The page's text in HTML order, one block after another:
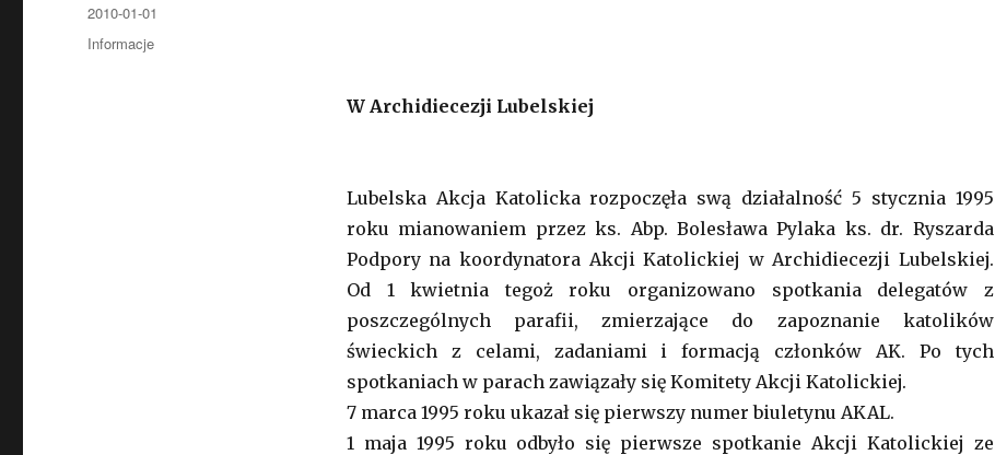
W Archidiecezji Lubelskiej
Lubelska Akcja Katolicka rozpoczęła swą działalność 5 stycznia 1995
roku mianowaniem przez ks. Abp. Bolesława Pylaka ks. dr. Ryszarda
Podpory na koordynatora Akcji Katolickiej w Archidiecezji Lubelskiej.
Od 1 kwietnia tegoż roku organizowano spotkania delegatów z
poszczególnych parafii, zmierzające do zapoznanie katolików
świeckich z celami, zadaniami i formacją członków AK. Po tych
spotkaniach w parach zawiązały się Komitety Akcji Katolickiej.
7 marca 1995 roku ukazał się pierwszy numer biuletynu AKAL.
1 maja 1995 roku odbyło się pierwsze spotkanie Akcji Katolickiej ze
Opublikowano
2010-01-01
Kategorie
Informacje